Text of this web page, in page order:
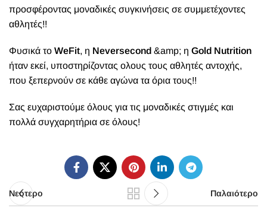
προσφέροντας μοναδικές συγκινήσεις σε συμμετέχοντες
αθλητές!!
Φυσικά το WeFit, η Neversecond &amp; η Gold Nutrition
ήταν εκεί, υποστηρίζοντας ολους τους αθλητές αντοχής,
που ξεπερνούν σε κάθε αγώνα τα όρια τους!!
Σας ευχαριστούμε όλους για τις μοναδικές στιγμές και
πολλά συγχαρητήρια σε όλους!
Νεότερο Παλαιότερο